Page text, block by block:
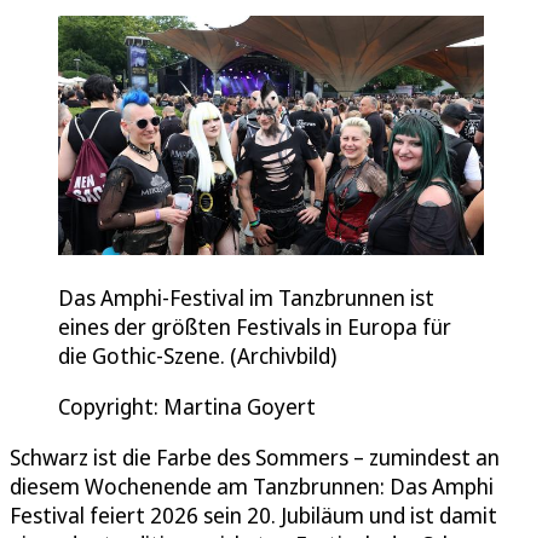
Das Amphi-Festival im Tanzbrunnen ist
eines der größten Festivals in Europa für
die Gothic-Szene. (Archivbild)
Copyright: Martina Goyert
Schwarz ist die Farbe des Sommers – zumindest an
diesem Wochenende am Tanzbrunnen: Das Amphi
Festival feiert 2026 sein 20. Jubiläum und ist damit